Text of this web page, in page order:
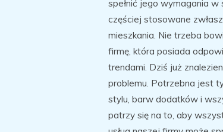
spełnić jego wymagania
częściej stosowane
mieszkania. Nie trzeba
firmę, która posiada
trendami. Dziś już
problemu. Potrzebna jest
stylu, barw dodatków i
patrzy się na to, aby